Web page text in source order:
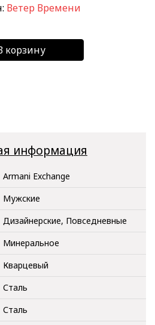
Ветер Времени
корзину
информация
Armani Exchange
Мужские
Дизайнерские, Повседневные
Минеральное
Кварцевый
Сталь
Сталь